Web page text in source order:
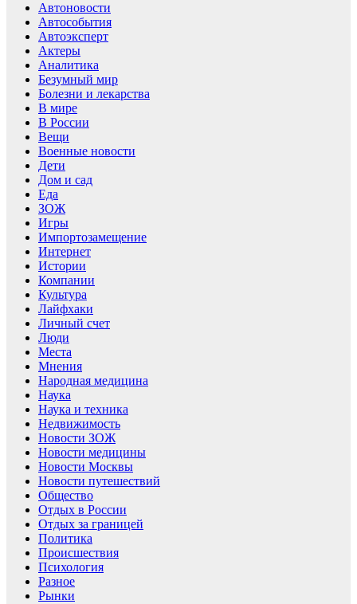
Автоновости
Автособытия
Автоэксперт
Актеры
Аналитика
Безумный мир
Болезни и лекарства
В мире
В России
Вещи
Военные новости
Дети
Дом и сад
Еда
ЗОЖ
Игры
Импортозамещение
Интернет
Истории
Компании
Культура
Лайфхаки
Личный счет
Люди
Места
Мнения
Народная медицина
Наука
Наука и техника
Недвижимость
Новости ЗОЖ
Новости медицины
Новости Москвы
Новости путешествий
Общество
Отдых в России
Отдых за границей
Политика
Происшествия
Психология
Разное
Рынки